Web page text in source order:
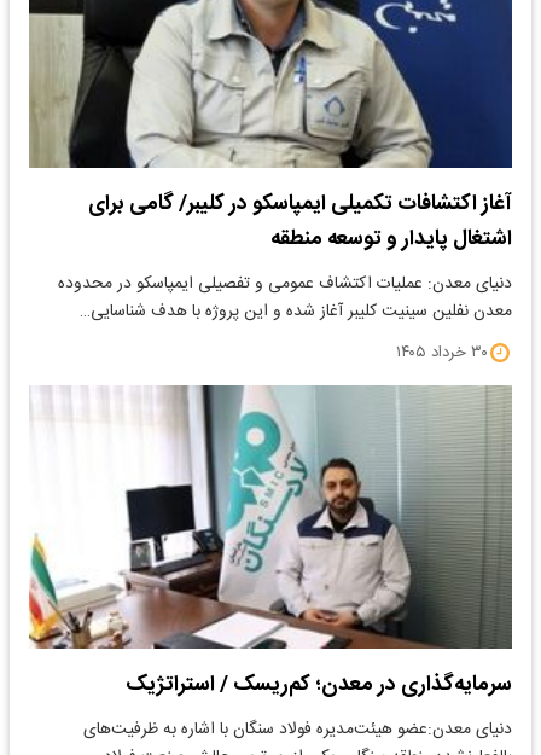
آغاز اکتشافات تکمیلی ایمپاسکو در کلیبر/ گامی برای
اشتغال پایدار و توسعه منطقه
دنیای معدن: عملیات اکتشاف عمومی و تفصیلی ایمپاسکو در محدوده
معدن نفلین سینیت کلیبر آغاز شده و این پروژه با هدف شناسایی…
۳۰ خرداد ۱۴۰۵
سرمایه‌گذاری در معدن؛ کم‌ریسک‌ / استراتژیک‌
دنیای معدن:عضو هیئت‌مدیره فولاد سنگان با اشاره به ظرفیت‌های